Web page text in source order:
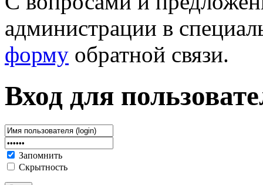
администрации в
форму обратной связи.
Вход для
Запомнить
Скрытность